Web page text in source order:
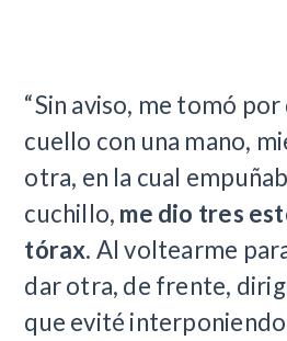
“Sin aviso, me tomó
cuello con una mano,
otra, en la cual
cuchillo, me dio tres
tórax. Al voltearme
dar otra, de frente,
que evité